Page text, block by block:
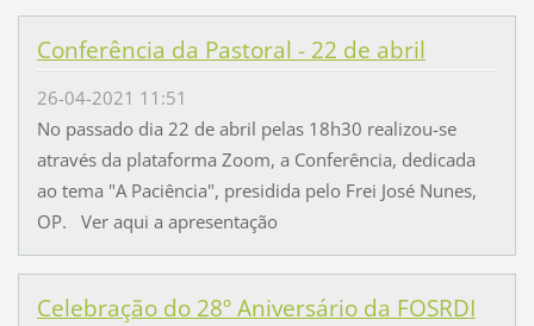
Conferência da Pastoral - 22 de abril
26-04-2021 11:51
No passado dia 22 de abril pelas 18h30 realizou-se
através da plataforma Zoom, a Conferência, dedicada
ao tema "A Paciência", presidida pelo Frei José Nunes,
OP. Ver aqui a apresentação
Celebração do 28º Aniversário da FOSRDI